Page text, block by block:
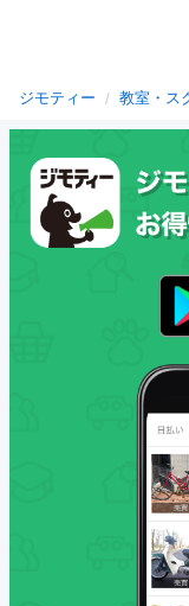
ジモティー 教室・ス